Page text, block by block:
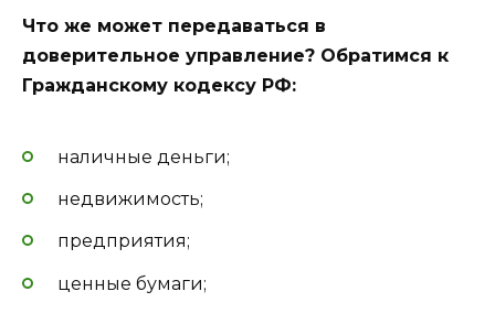
Что же может передаваться в
доверительное управление? Обратимся к
Гражданскому кодексу РФ:
наличные деньги;
недвижимость;
предприятия;
ценные бумаги;